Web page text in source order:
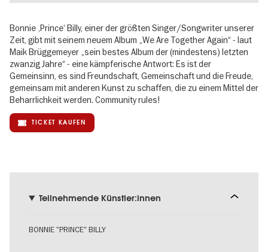
Bonnie ‚Prince‘ Billy, einer der größten Singer/Songwriter unserer
Zeit, gibt mit seinem neuem Album „We Are Together Again“ - laut
Maik Brüggemeyer „sein bestes Album der (mindestens) letzten
zwanzig Jahre“ - eine kämpferische Antwort: Es ist der
Gemeinsinn, es sind Freundschaft, Gemeinschaft und die Freude,
gemeinsam mit anderen Kunst zu schaffen, die zu einem Mittel der
Beharrlichkeit werden. Community rules!
TICKET KAUFEN
Teilnehmende Künstler:innen
BONNIE "PRINCE" BILLY